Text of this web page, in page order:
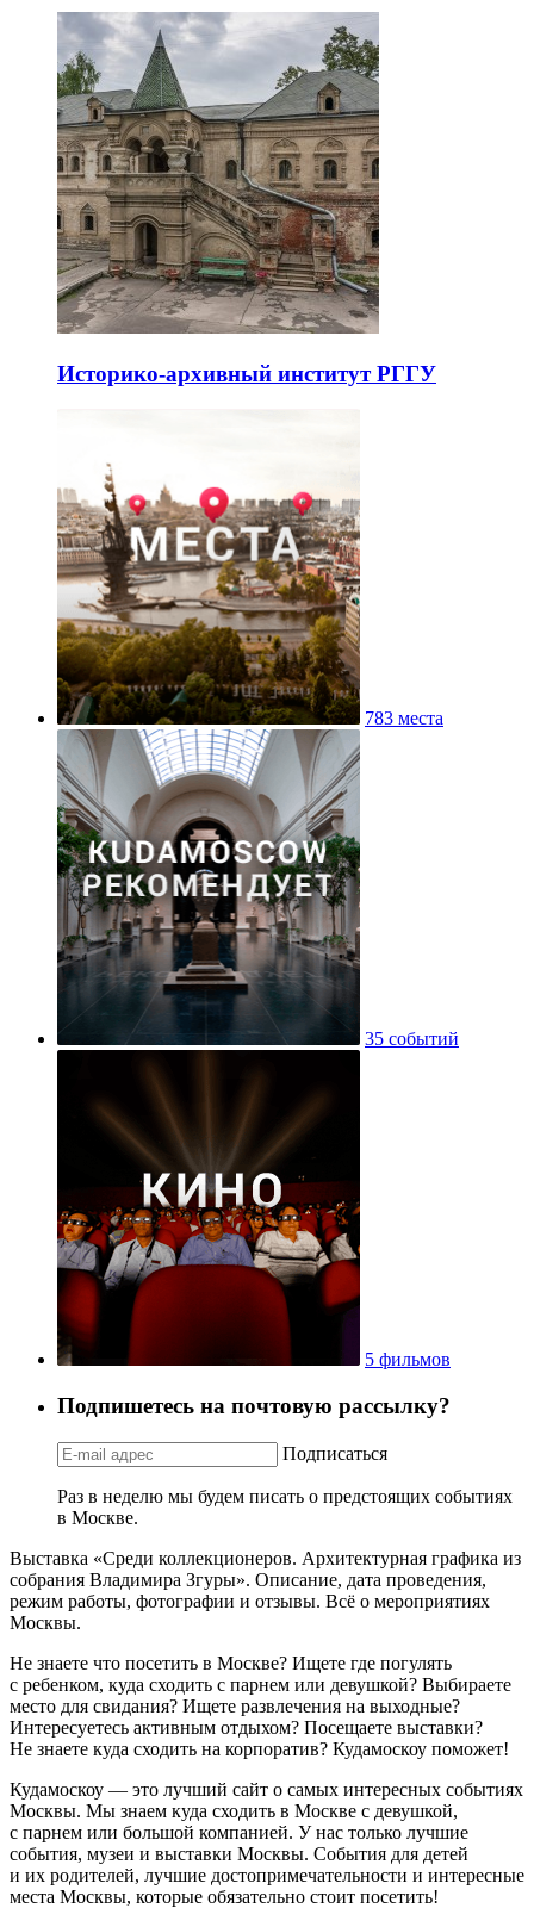
Историко-архивный институт РГГУ
783 места
35 событий
5 фильмов
Подпишетесь на почтовую рассылку?
Подписаться
Раз в неделю мы будем писать о предстоящих событиях
в Москве.
Выставка «Среди коллекционеров. Архитектурная графика из
собрания Владимира Згуры». Описание, дата проведения,
режим работы, фотографии и отзывы. Всё о мероприятиях
Москвы.
Не знаете что посетить в Москве? Ищете где погулять
с ребенком, куда сходить с парнем или девушкой? Выбираете
место для свидания? Ищете развлечения на выходные?
Интересуетесь активным отдыхом? Посещаете выставки?
Не знаете куда сходить на корпоратив? Кудамоскоу поможет!
Кудамоскоу — это лучший сайт о самых интересных событиях
Москвы. Мы знаем куда сходить в Москве с девушкой,
с парнем или большой компанией. У нас только лучшие
события, музеи и выставки Москвы. События для детей
и их родителей, лучшие достопримечательности и интересные
места Москвы, которые обязательно стоит посетить!